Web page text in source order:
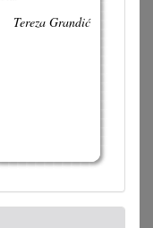
Tereza Grandić